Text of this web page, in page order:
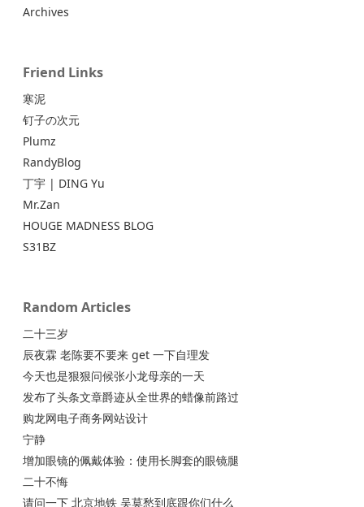
Archives
Friend Links
寒泥
钉子の次元
Plumz
RandyBlog
丁宇 | DING Yu
Mr.Zan
HOUGE MADNESS BLOG
S31BZ
Random Articles
二十三岁
辰夜霖 老陈要不要来 get 一下自理发
今天也是狠狠问候张小龙母亲的一天
发布了头条文章爵迹从全世界的蜡像前路过
购龙网电子商务网站设计
宁静
增加眼镜的佩戴体验：使用长脚套的眼镜腿
二十不悔
请问一下 北京地铁 吴莫愁到底跟你们什么